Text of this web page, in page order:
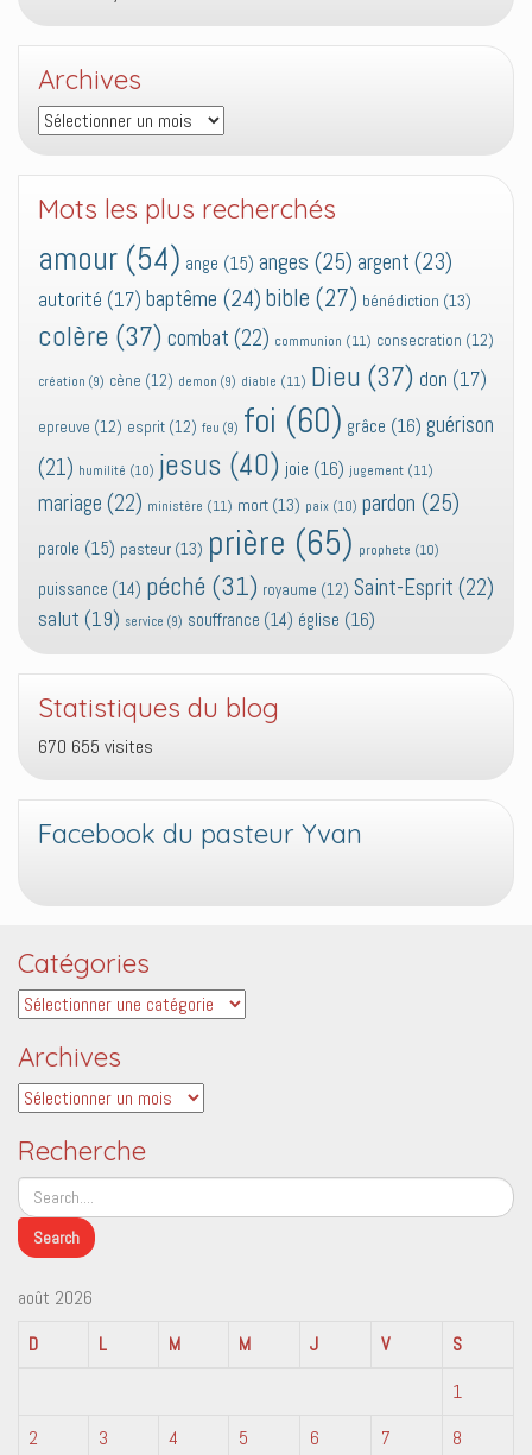
Archives
Archives
Mots les plus recherchés
amour (54) ange (15) anges (25) argent (23)
autorité (17) baptême (24) bible (27) bénédiction (13)
colère (37) combat (22) communion (11) consecration (12)
création (9) cène (12) demon (9) diable (11) Dieu (37) don (17)
epreuve (12) esprit (12) feu (9) foi (60) grâce (16) guérison
(21) humilité (10) jesus (40) joie (16) jugement (11)
mariage (22) ministère (11) mort (13) paix (10) pardon (25)
parole (15) pasteur (13) prière (65) prophete (10)
puissance (14) péché (31) royaume (12) Saint-Esprit (22)
salut (19) service (9) souffrance (14) église (16)
Statistiques du blog
670 655 visites
Facebook du pasteur Yvan
Catégories
Catégories
Archives
Archives
Recherche
août 2026
D
L M M J V
S
1
2
3 4 5 6 7
8